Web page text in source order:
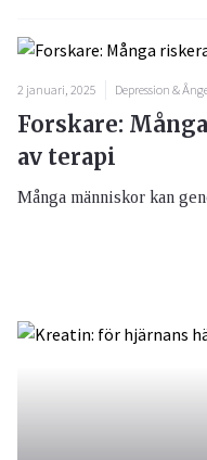
2 januari, 2025 Depression &
Forskare:
av terapi
Många människor kan